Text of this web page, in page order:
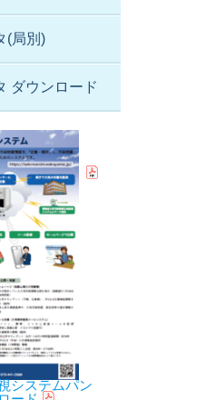
(局別)
ダウンロード
システムパン